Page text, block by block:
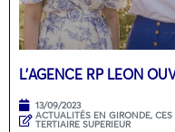
L’AGENCE RP LEON
13/09/2023
ACTUALITÉS EN GIRONDE, CES
TERTIAIRE SUPERIEUR